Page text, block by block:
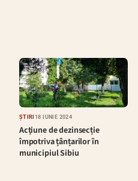
ȘTIRI 18 IUNIE 2024
Acțiune de dezinsecție
împotriva țânțarilor în
municipiul Sibiu